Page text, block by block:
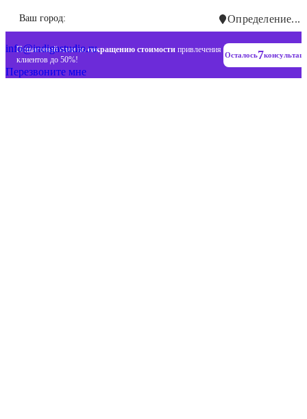
Ваш город: Определение...
Пошаговый план посокращению стоимости привлечения
клиентов до 50%!
Осталось7
+7 (993) 477-18-57
info@indigastudio.ru
Перезвоните мне